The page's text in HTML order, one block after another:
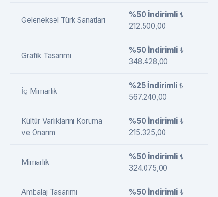
Geleneksel Türk Sanatları
%50 İndirimli ₺
212.500,00
Grafik Tasarımı
%50 İndirimli ₺
348.428,00
İç Mimarlık
%25 İndirimli ₺
567.240,00
Kültür Varlıklarını Koruma
ve Onarım
%50 İndirimli ₺
215.325,00
Mimarlık
%50 İndirimli ₺
324.075,00
Ambalaj Tasarımı
%50 İndirimli ₺